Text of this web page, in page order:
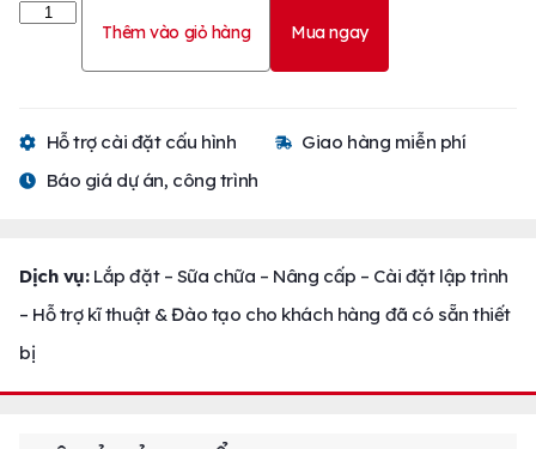
Thêm vào giỏ hàng Mua ngay
Hỗ trợ cài đặt cấu hình
Giao hàng miễn phí
Báo giá dự án, công trình
Dịch vụ:Lắp đặt – Sữa chữa – Nâng cấp – Cài đặt lập trình
– Hỗ trợ kĩ thuật & Đào tạo cho khách hàng đã có sẵn thiết
bị